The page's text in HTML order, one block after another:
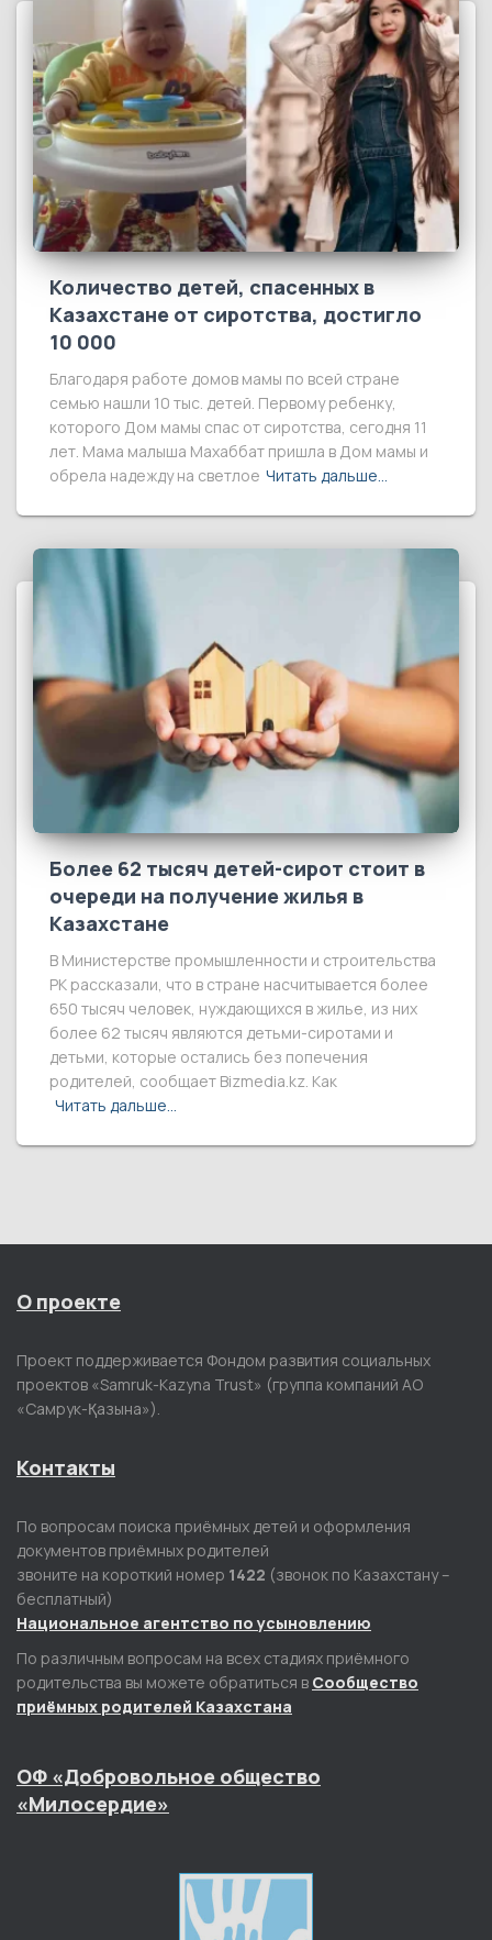
Количество детей, спасенных в
Казахстане от сиротства, достигло
10 000
Благодаря работе домов мамы по всей стране
семью нашли 10 тыс. детей. Первому ребенку,
которого Дом мамы спас от сиротства, сегодня 11
лет. Мама малыша Махаббат пришла в Дом мамы и
обрела надежду на светлое Читать дальше…
Более 62 тысяч детей-сирот стоит в
очереди на получение жилья в
Казахстане
В Министерстве промышленности и строительства
РК рассказали, что в стране насчитывается более
650 тысяч человек, нуждающихся в жилье, из них
более 62 тысяч являются детьми-сиротами и
детьми, которые остались без попечения
родителей, сообщает Bizmedia.kz. Как
Читать дальше…
О проекте
Проект поддерживается Фондом развития социальных
проектов «Samruk-Kazyna Trust» (группа компаний АО
«Самрук-Қазына»).
Контакты
По вопросам поиска приёмных детей и оформления
документов приёмных родителей
звоните на короткий номер 1422 (звонок по Казахстану –
бесплатный)
Национальное агентство по усыновлению
По различным вопросам на всех стадиях приёмного
родительства вы можете обратиться в Сообщество
приёмных родителей Казахстана
ОФ «Добровольное общество
«Милосердие»